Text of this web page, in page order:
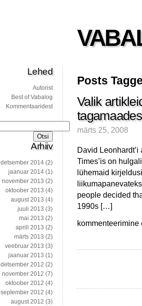
Posts
Valik
märts 25, 2008
David
Times’is on
lühemaid
people decided
1990s […]
Valik
likviidsuskriisist
Lehed
Autorist
Best of Vabalog
Kommentaaridest
Arhiiv
detsember 2014 (2)
jaanuar 2014 (1)
november 2013 (2)
oktoober 2013 (4)
august 2013 (4)
juuli 2013 (3)
mai 2013 (2)
aprill 2013 (2)
märts 2013 (2)
veebruar 2013 (3)
jaanuar 2013 (1)
detsember 2012 (2)
november 2012 (7)
oktoober 2012 (4)
september 2012 (4)
august 2012 (3)